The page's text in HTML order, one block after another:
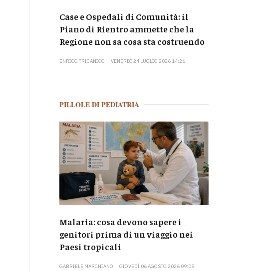
Case e Ospedali di Comunità: il
Piano di Rientro ammette che la
Regione non sa cosa sta costruendo
ENRICO TRICANICO VENERDÌ 24 LUGLIO 2026 14:26
PILLOLE DI PEDIATRIA
Malaria: cosa devono sapere i
genitori prima di un viaggio nei
Paesi tropicali
GABRIELE MARCHIANÒ GIOVEDÌ 06 AGOSTO 2026 09:05